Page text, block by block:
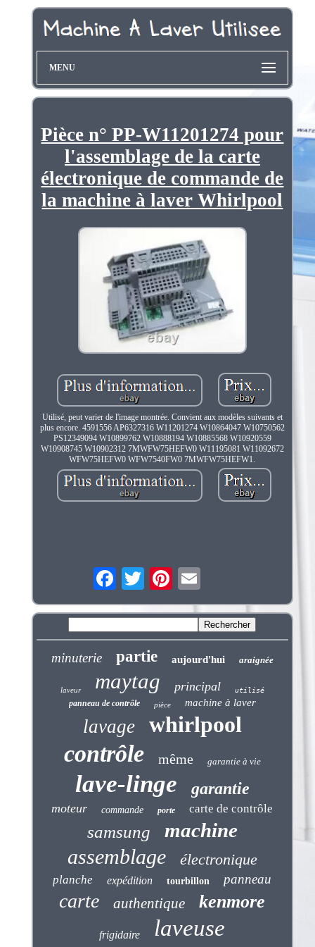
MENU
Pièce n° PP-W11201274 pour
l'assemblage de la carte
électronique de commande de
la machine à laver Whirlpool
Utilisé, peut varier de l'image montrée. Convient aux modèles suivants et
plus encore. 4591556 AP6327316 W11201274 W10864047 W10750562
PS12349094 W10899762 W10888194 W10885568 W10920559
W10908745 W10902312 7MWFW75HEFW0 W11195081 W11092672
WFW75HEFW0 WFW7540FW0 7MWFW75HEFW1.
minuterie partie aujourd'hui araignée
laveur maytag principal utilisé
panneau de contrôle pièce machine à laver
lavage whirlpool
contrôle même garantie à vie
lave-linge garantie
moteur commande porte carte de contrôle
samsung machine
assemblage électronique
planche expédition tourbillon panneau
carte authentique kenmore
frigidaire laveuse